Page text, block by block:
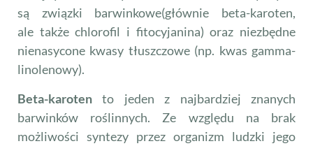
są związki barwinkowe(głównie beta-karoten,
ale także chlorofil i fitocyjanina) oraz niezbędne
nienasycone kwasy tłuszczowe (np. kwas gamma-
linolenowy).
Beta-karoten to jeden z najbardziej znanych
barwinków roślinnych. Ze względu na brak
możliwości syntezy przez organizm ludzki jego